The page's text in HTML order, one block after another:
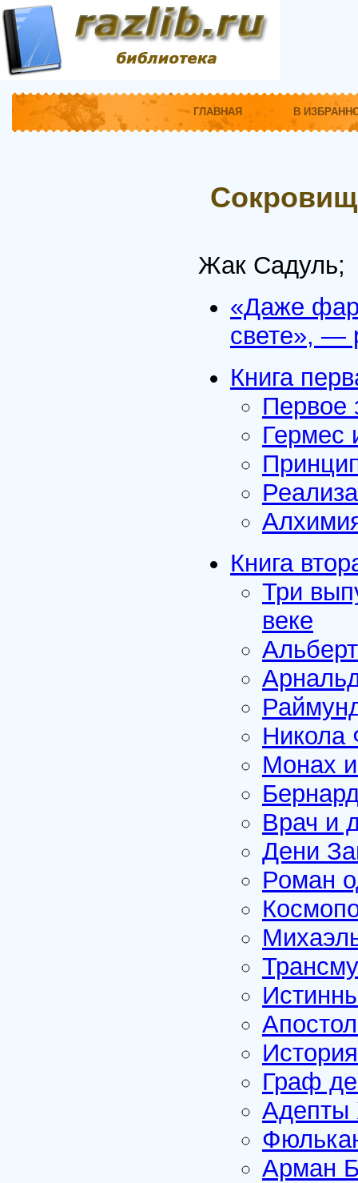
ГЛАВНАЯ В
Жак Садуль;
«Даже
свете», —
Книга
Первое
Гермес
Книга
Три
веке
Никола
Монах
Врач и
Дени
Роман
Граф
Адепты
Арман